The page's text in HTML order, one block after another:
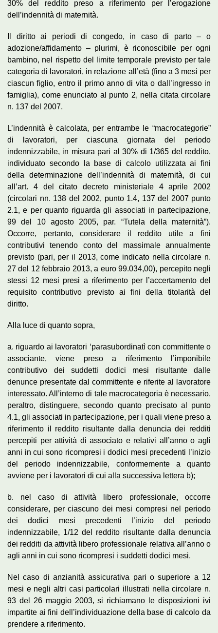
30% del reddito preso a riferimento per l’erogazione
dell’indennità di maternità.
Il diritto ai periodi di congedo, in caso di parto – o
adozione/affidamento – plurimi, è riconoscibile per ogni
bambino, nel rispetto del limite temporale previsto per tale
categoria di lavoratori, in relazione all’età (fino a 3 mesi per
ciascun figlio, entro il primo anno di vita o dall’ingresso in
famiglia), come enunciato al punto 2, nella citata circolare
n. 137 del 2007.
L’indennità è calcolata, per entrambe le “macrocategorie”
di lavoratori, per ciascuna giornata del periodo
indennizzabile, in misura pari al 30% di 1/365 del reddito,
individuato secondo la base di calcolo utilizzata ai fini
della determinazione dell’indennità di maternità, di cui
all’art. 4 del citato decreto ministeriale 4 aprile 2002
(circolari nn. 138 del 2002, punto 1.4, 137 del 2007 punto
2.1, e per quanto riguarda gli associati in partecipazione,
99 del 10 agosto 2005, par. “Tutela della maternità”).
Occorre, pertanto, considerare il reddito utile a fini
contributivi tenendo conto del massimale annualmente
previsto (pari, per il 2013, come indicato nella circolare n.
27 del 12 febbraio 2013, a euro 99.034,00), percepito negli
stessi 12 mesi presi a riferimento per l’accertamento del
requisito contributivo previsto ai fini della titolarità del
diritto.
Alla luce di quanto sopra,
a. riguardo ai lavoratori ‘parasubordinatì con committente o
associante, viene preso a riferimento l’imponibile
contributivo dei suddetti dodici mesi risultante dalle
denunce presentate dal committente e riferite al lavoratore
interessato. All’interno di tale macrocategoria è necessario,
peraltro, distinguere, secondo quanto precisato al punto
4.1, gli associati in partecipazione, per i quali viene preso a
riferimento il reddito risultante dalla denuncia dei redditi
percepiti per attività di associato e relativi all’anno o agli
anni in cui sono ricompresi i dodici mesi precedenti l’inizio
del periodo indennizzabile, conformemente a quanto
avviene per i lavoratori di cui alla successiva lettera b);
b. nel caso di attività libero professionale, occorre
considerare, per ciascuno dei mesi compresi nel periodo
dei dodici mesi precedenti l’inizio del periodo
indennizzabile, 1/12 del reddito risultante dalla denuncia
dei redditi da attività libero professionale relativa all’anno o
agli anni in cui sono ricompresi i suddetti dodici mesi.
Nel caso di anzianità assicurativa pari o superiore a 12
mesi e negli altri casi particolari illustrati nella circolare n.
93 del 26 maggio 2003, si richiamano le disposizioni ivi
impartite ai fini dell’individuazione della base di calcolo da
prendere a riferimento.